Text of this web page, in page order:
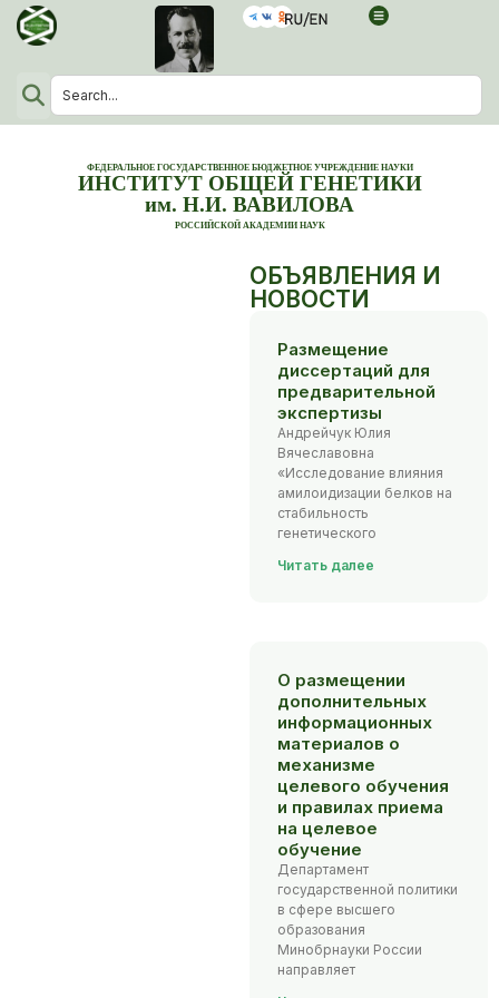
ФЕДЕРАЛЬНОЕ ГОСУДАРСТВЕННОЕ БЮДЖЕТНОЕ УЧРЕЖДЕНИЕ НАУКИ
ИНСТИТУТ ОБЩЕЙ ГЕНЕТИКИ
им. Н.И. ВАВИЛОВА
РОССИЙСКОЙ АКАДЕМИИ НАУК
ОБЪЯВЛЕНИЯ И
НОВОСТИ
Размещение
диссертаций для
предварительной
экспертизы
Андрейчук Юлия
Вячеславовна
«Исследование влияния
амилоидизации белков на
стабильность
генетического
Читать далее
О размещении
дополнительных
информационных
материалов о
механизме
целевого обучения
и правилах приема
на целевое
обучение
Департамент
государственной политики
в сфере высшего
образования
Минобрнауки России
направляет